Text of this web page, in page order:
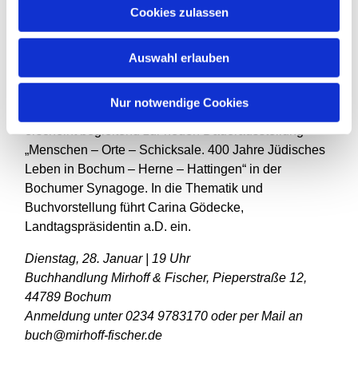
Cookies zulassen
Auswahl erlauben
Nur notwendige Cookies
Am Dienstag, 27. Januar, stellt Dr. Manfred Keller,
langjähriger Leiter der Evangelischen Stadtakademie
Bochum – sein neues Buch über die Alltagsgeschichte
Befreiung des Lagers Auschwitz gewidmet. Das Buch
„Menschen – Orte – Schicksale. 400 Jahre Jüdisches
Leben in Bochum – Herne – Hattingen“ in der
Bochumer Synagoge. In die Thematik und
Buchvorstellung führt Carina Gödecke,
Landtagspräsidentin a.D. ein.
Dienstag, 28. Januar | 19 Uhr
Buchhandlung Mirhoff & Fischer, Pieperstraße 12,
44789 Bochum
Anmeldung unter 0234 9783170 oder per Mail an
buch@mirhoff-fischer.de